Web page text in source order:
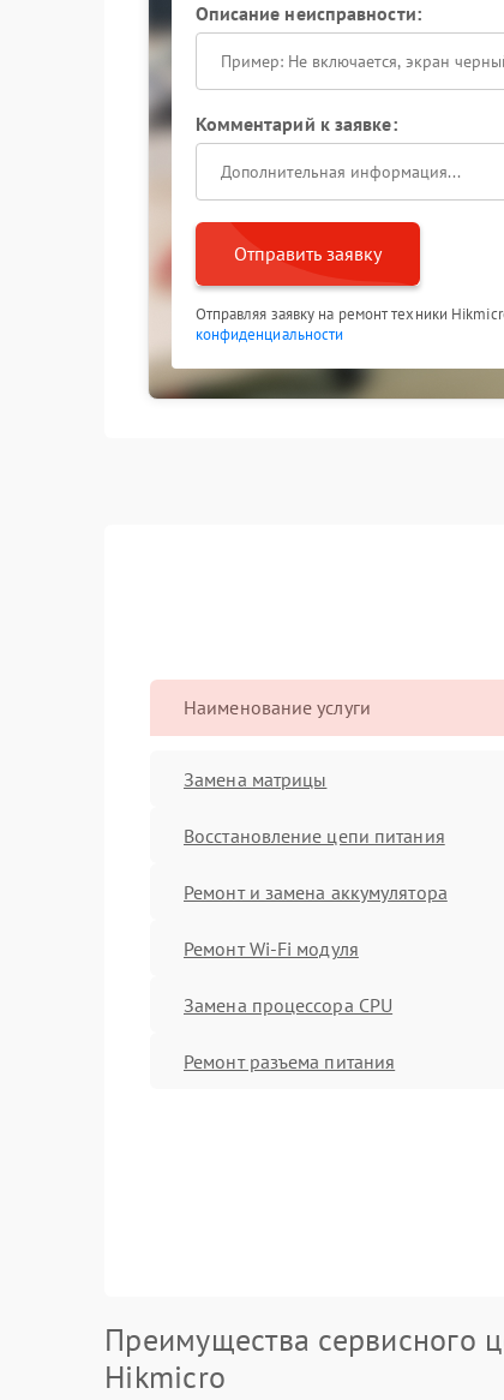
Описание неисправности:
Комментарий к заявке:
Отправить заявку
Отправляя заявку на ремонт техники
конфиденциальности
Наименование услуги
Замена матрицы
Восстановление цепи питания
Ремонт и замена аккумулятора
Ремонт Wi-Fi модуля
Замена процессора CPU
Ремонт разъема питания
Преимущества сервисного
Hikmicro